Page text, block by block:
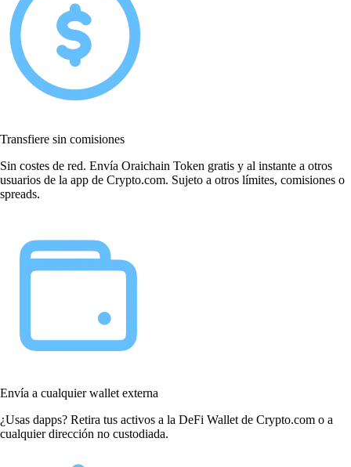
Transfiere sin comisiones
Sin costes de red. Envía Oraichain Token gratis y al instante a otros
usuarios de la app de Crypto.com. Sujeto a otros límites, comisiones o
spreads.
Envía a cualquier wallet externa
¿Usas dapps? Retira tus activos a la DeFi Wallet de Crypto.com o a
cualquier dirección no custodiada.